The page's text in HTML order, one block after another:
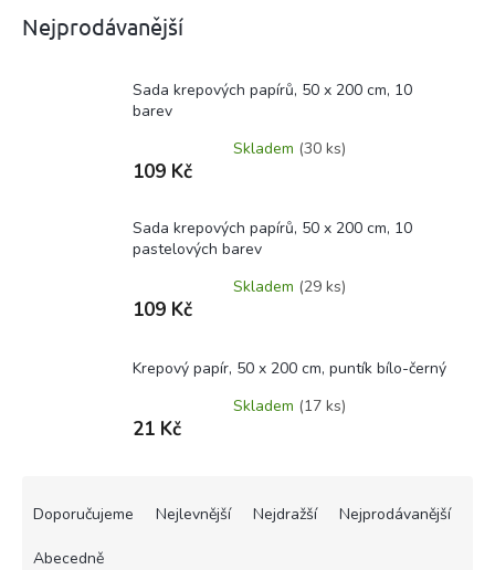
Nejprodávanější
Sada krepových papírů, 50 x 200 cm, 10
barev
Skladem (30 ks)
109 Kč
Sada krepových papírů, 50 x 200 cm, 10
pastelových barev
Skladem (29 ks)
109 Kč
Krepový papír, 50 x 200 cm, puntík bílo-černý
Skladem (17 ks)
21 Kč
Doporučujeme Nejlevnější Nejdražší Nejprodávanější
Abecedně